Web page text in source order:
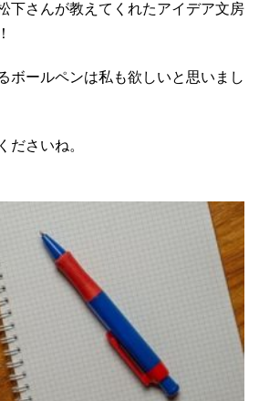
下さんが教えてくれたアイデア文房
ボールペンは私も欲しいと思いまし
ださいね。